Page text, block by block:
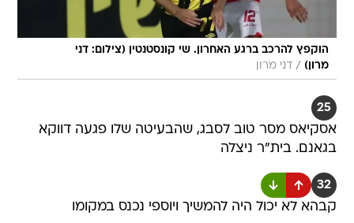
הוקפץ להרכב ברגע האחרון. שי קונסטנטין (צילום: דני
מרון) / דני מרון
25
אסקיאס מסר טוב לסבג, שהבעיטה שלו פגעה דווקא
בגאנם. בית"ר ניצלה
32
קבהא לא יכול היה להמשיך ויוספי נכנס במקומו